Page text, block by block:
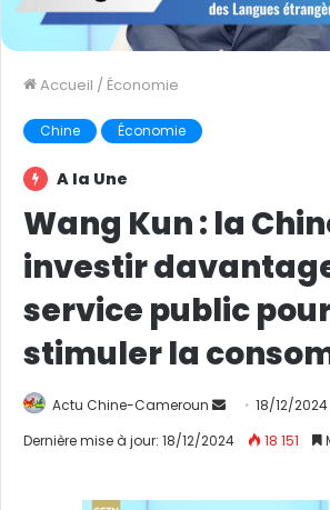
Accueil / Économie
Chine Économie
A la Une
Wang Kun : la
investir
service public
stimuler la
Actu Chine-Cameroun
n
18/12/2024
Dernière mise à jour: 18/12/2024
18 151